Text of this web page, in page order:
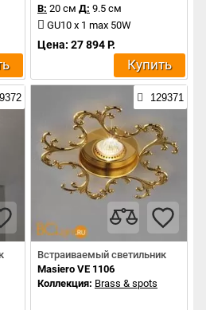
В: 20 см Д: 9.5 см
GU10 x 1 max 50W
Цена: 27 894 Р.
Купить
129371
Встраиваемый светильник
Masiero VE 1106
Коллекция: Brass & spots